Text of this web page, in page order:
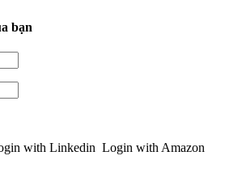
bạn
with Linkedin Login with Amazon